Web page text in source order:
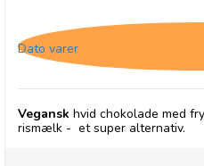
Dato varer
Vegansk hvid chokolade med
rismælk - et super alternativ.